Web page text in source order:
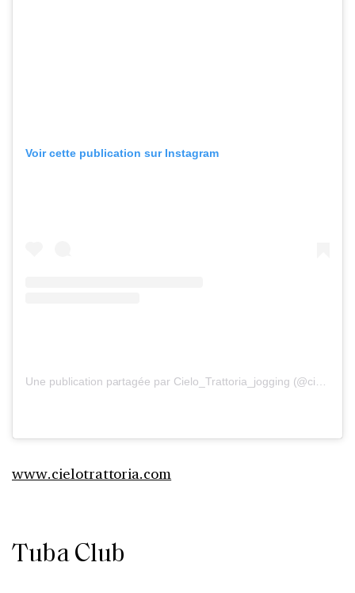
Voir cette publication sur Instagram
www.cielotrattoria.com
Tuba Club